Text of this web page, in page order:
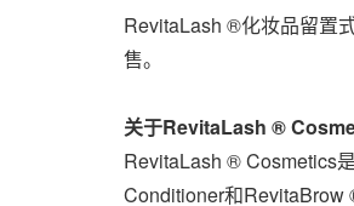
RevitaLash ®化妆品留置
售。
关于RevitaLash ®
RevitaLash ® Cosmetics
Conditioner和RevitaBrow